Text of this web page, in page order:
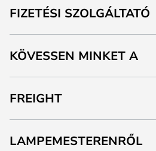
FIZETÉSI SZOLGÁLTATÓ
KÖVESSEN MINKET A
FREIGHT
LAMPEMESTERENRŐL